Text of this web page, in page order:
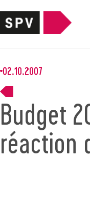
02.10.2007
Budget
réaction